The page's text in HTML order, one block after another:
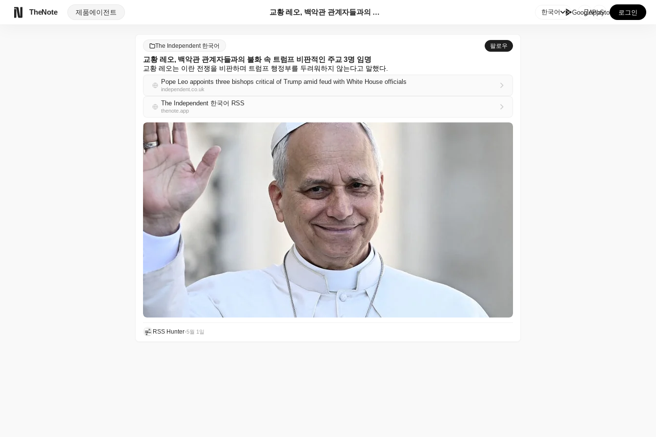
TheNote 제품에이전트 교황 레오, 백악관 관계자들과의 불화 속 트럼프 비판적... 한국어 GooglePlay
AppStore 로그인
The Independent 한국어 팔로우
교황 레오, 백악관 관계자들과의 불화 속 트럼프 비판적인 주교 3명 임명
교황 레오는 이란 전쟁을 비판하며 트럼프 행정부를 두려워하지 않는다고 말했다.
Pope Leo appoints three bishops critical of Trump amid feud with White House officials
independent.co.uk
The Independent 한국어 RSS
thenote.app
RSS Hunter•5월 1일